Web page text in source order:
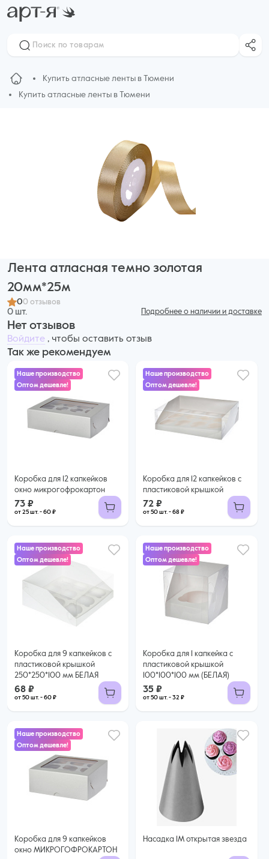
Купить атласные ленты в Тюмени
Купить атласные ленты в Тюмени
Лента атласная темно золотая
20мм*25м
00 отзывов
0 шт. Подробнее о наличии и доставке
Нет отзывов
Войдите , чтобы оставить отзыв
Так же рекомендуем
Наше производство
Оптом дешевле!
Коробка для 12 капкейков
окно микрогофрокартон
73 ₽
от 25 шт. - 60 ₽
73 ₽
60 ₽ за шт. при заказе от 25 шт.
Купить оптом
Наше производство
Оптом дешевле!
Коробка для 12 капкейков с
пластиковой крышкой
72 ₽
от 50 шт. - 68 ₽
72 ₽
68 ₽ за шт. при заказе от 50 шт.
Купить оптом
Наше производство
Оптом дешевле!
Коробка для 9 капкейков с
пластиковой крышкой
250*250*100 мм БЕЛАЯ
68 ₽
от 50 шт. - 60 ₽
60 ₽ за шт. при заказе от 50 шт.
Наше производство
Оптом дешевле!
Коробка для 1 капкейка с
пластиковой крышкой
100*100*100 мм (БЕЛАЯ)
35 ₽
от 50 шт. - 32 ₽
32 ₽ за шт. при заказе от 50 шт.
Наше производство
Оптом дешевле!
Коробка для 9 капкейков
окно МИКРОГОФРОКАРТОН
54 ₽ за шт. при заказе от 25 шт.
Купить оптом
Насадка 1М открытая звезда